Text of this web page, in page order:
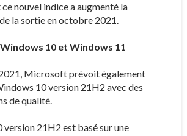
ce nouvel indice a augmenté la
la sortie en octobre 2021.
Windows 10 et Windows 11
Microsoft prévoit également
10 version 21H2 avec des
de qualité.
21H2 est basé sur une